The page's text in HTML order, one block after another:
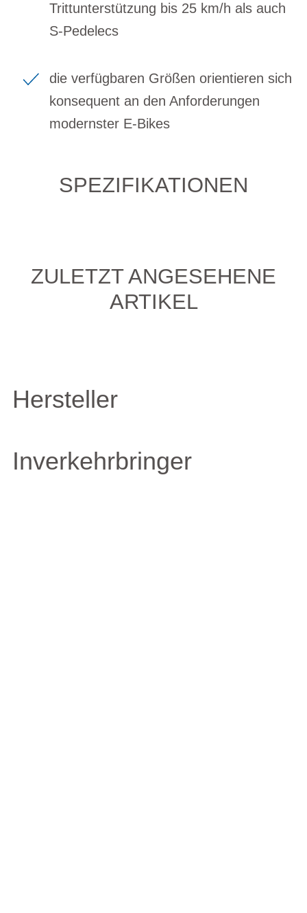
Trittunterstützung bis 25 km/h als auch
S-Pedelecs
die verfügbaren Größen orientieren sich
konsequent an den Anforderungen
modernster E-Bikes
SPEZIFIKATIONEN
ZULETZT ANGESEHENE
ARTIKEL
Hersteller
Inverkehrbringer